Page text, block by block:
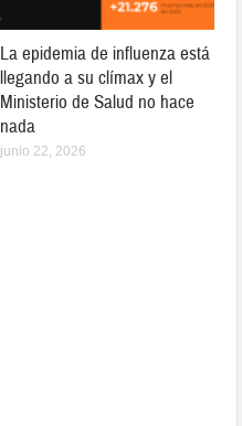
La epidemia de influenza está
llegando a su clímax y el
Ministerio de Salud no hace
nada
junio 22, 2026